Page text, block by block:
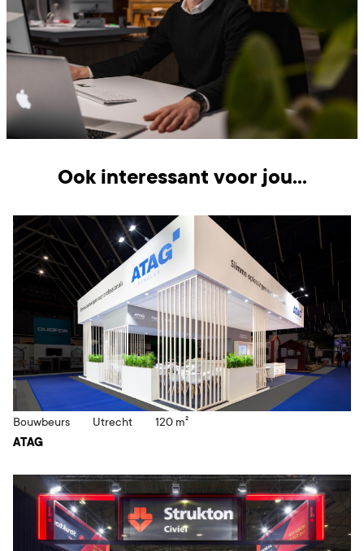
Ook interessant voor jou...
ATAG
Bouwbeurs Utrecht 120 m²